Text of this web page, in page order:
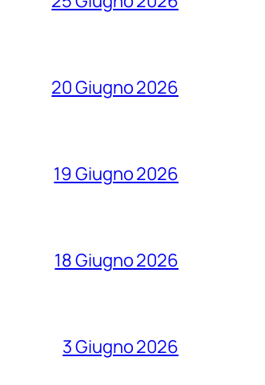
20 Giugno 2026
19 Giugno 2026
18 Giugno 2026
3 Giugno 2026